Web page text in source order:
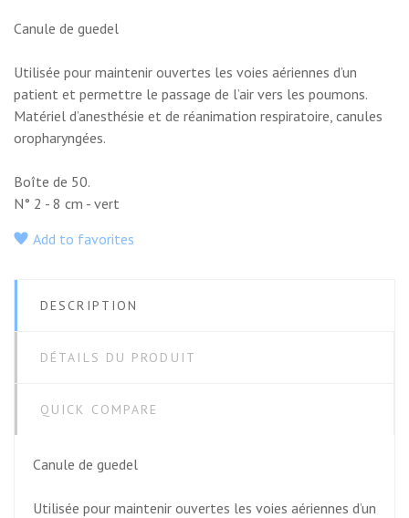
Canule de guedel
Utilisée pour maintenir ouvertes les voies aériennes d’un
patient et permettre le passage de l’air vers les poumons.
Matériel d’anesthésie et de réanimation respiratoire, canules
oropharyngées.
Boîte de 50.
N° 2 - 8 cm - vert
Add to favorites
DESCRIPTION
DÉTAILS DU PRODUIT
QUICK COMPARE
Canule de guedel
Utilisée pour maintenir ouvertes les voies aériennes d’un